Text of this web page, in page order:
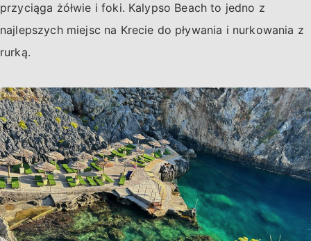
przyciąga żółwie i foki. Kalypso Beach to jedno z
najlepszych miejsc na Krecie do pływania i nurkowania z
rurką.